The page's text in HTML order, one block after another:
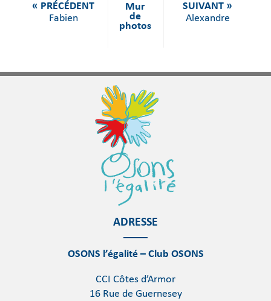
« PRÉCÉDENT
Fabien
Mur
de
photos
SUIVANT »
Alexandre
ADRESSE
OSONS l’égalité – Club OSONS
CCI Côtes d’Armor
16 Rue de Guernesey